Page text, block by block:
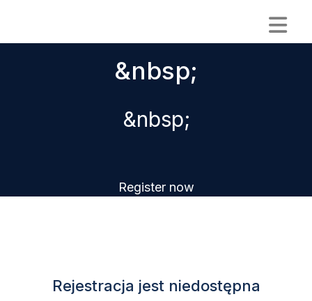
&nbsp;
&nbsp;
Register now
Rejestracja jest niedostępna